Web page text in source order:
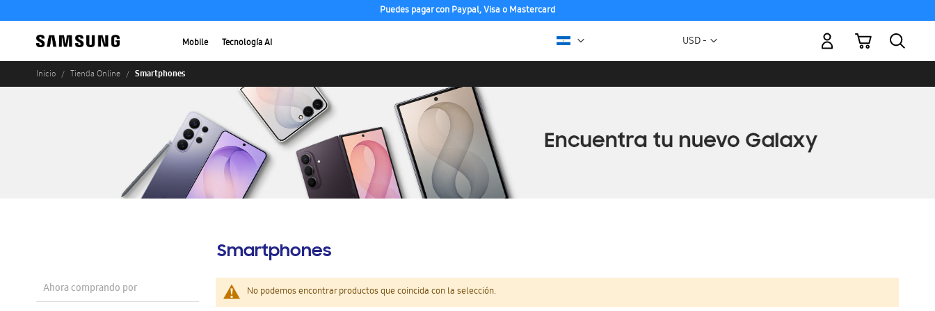
Puedes pagar con Paypal, Visa o Mastercard
Mobile Tecnología AI Moneda
USD -
Mi carrito
Inicio Tienda Online Smartphones
Smartphones
No podemos encontrar productos que coincida con la selección.
Ahora comprando por